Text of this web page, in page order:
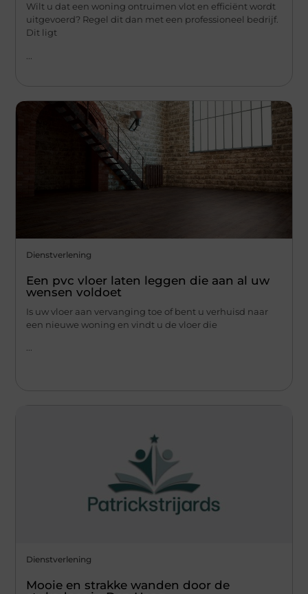
Wilt u dat een woning ontruimen vlot en efficiënt wordt
uitgevoerd? Regel dit dan met een professioneel bedrijf.
Dit ligt
Dienstverlening
Een pvc vloer laten leggen die aan al uw
wensen voldoet
Is uw vloer aan vervanging toe of bent u verhuisd naar
een nieuwe woning en vindt u de vloer die
Dienstverlening
Mooie en strakke wanden door de